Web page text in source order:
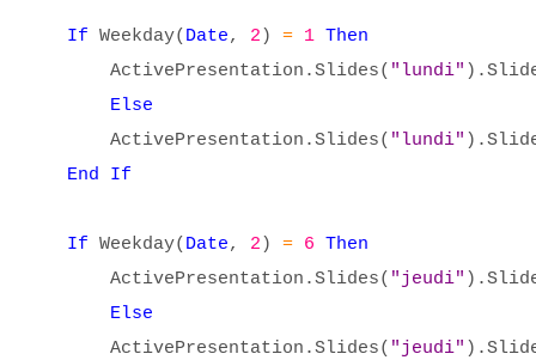
If Weekday( Date, 2 ) = 1 Then
ActivePresentation.Slides( "lundi"
Else
ActivePresentation.Slides( "lundi"
End If
If Weekday( Date, 2 ) = 6 Then
ActivePresentation.Slides( "jeudi"
Else
ActivePresentation.Slides( "jeudi"